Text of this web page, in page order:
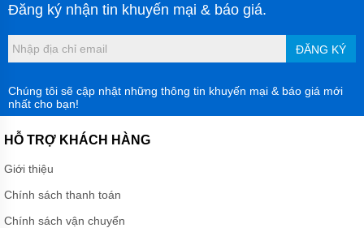
Đăng ký nhận tin khuyến mại & báo giá.
ĐĂNG KÝ
Chúng tôi sẽ cập nhật những thông tin khuyến mại & báo giá mới
nhất cho bạn!
HỖ TRỢ KHÁCH HÀNG
Giới thiệu
Chính sách thanh toán
Chính sách vận chuyển